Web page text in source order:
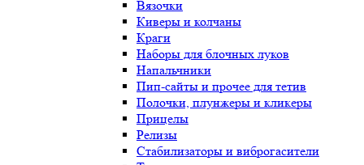
Вязочки
Киверы и колчаны
Краги
Наборы для блочных луков
Напальчники
Пип-сайты и прочее для тетив
Полочки, плунжеры и кликеры
Прицелы
Релизы
Стабилизаторы и виброгасители